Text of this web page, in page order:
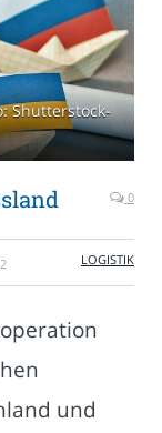
Shutterstock-
0
LOGISTIK
und